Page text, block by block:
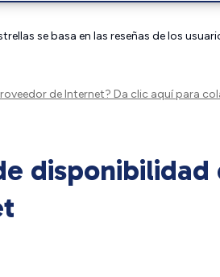
se basa en las reseñas de los
de Internet? Da clic aquípara
disponibilidad